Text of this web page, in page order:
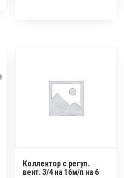
Коллектор с регул.
вент. 3/4 на 16м/п на 6